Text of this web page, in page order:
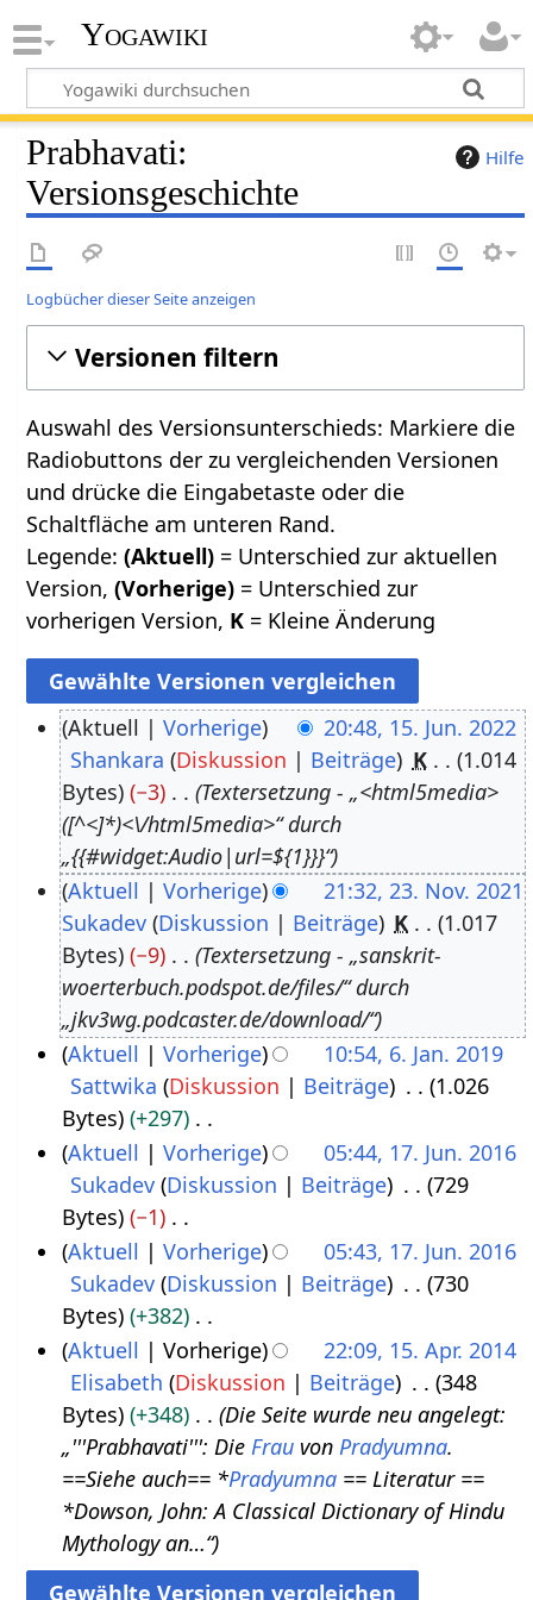
Yogawiki
Hilfe
Prabhavati:
Versionsgeschichte
Logbücher dieser Seite anzeigen
Versionen filtern
Auswahl des Versionsunterschieds: Markiere die
Radiobuttons der zu vergleichenden Versionen
und drücke die Eingabetaste oder die
Schaltfläche am unteren Rand.
Legende:(Aktuell) = Unterschied zur aktuellen
Version,(Vorherige) = Unterschied zur
vorherigen Version, K = Kleine Änderung
u
2
Aktuell Vorherige
20:48, 15. Jun. 2022
Shankara Diskussion Beiträge K
1.014
Bytes
−3
Textersetzung - „<html5media>
([^<]*)<\/html5media>“ durch
„{{#widget:Audio|url=${1}}}“
o
m
2
Aktuell Vorherige
21:32, 23. Nov. 2021
Sukadev Diskussion Beiträge K
1.017
Bytes
−9
Textersetzung - „sanskrit-
woerterbuch.podspot.de/files/“ durch
„jkv3wg.podcaster.de/download/“
J
u
2
Aktuell Vorherige
10:54, 6. Jan. 2019
Sattwika Diskussion Beiträge
1.026
Bytes
+297
K
i
n
B
e
a
r
e
i
t
u
n
Aktuell Vorherige
05:44, 17. Jun. 2016
Sukadev Diskussion Beiträge
729
Bytes
−1
K
i
n
B
a
r
b
e
Aktuell Vorherige
05:43, 17. Jun. 2016
Sukadev Diskussion Beiträge
730
Bytes
+382
K
i
e
B
e
a
Aktuell Vorherige
22:09, 15. Apr. 2014
Elisabeth Diskussion Beiträge
348
Bytes
+348
Die Seite wurde neu angelegt:
„'''Prabhavati''': Die Frauvon Pradyumna.
==Siehe auch== *Pradyumna== Literatur ==
*Dowson, John: A Classical Dictionary of Hindu
Mythology an…“